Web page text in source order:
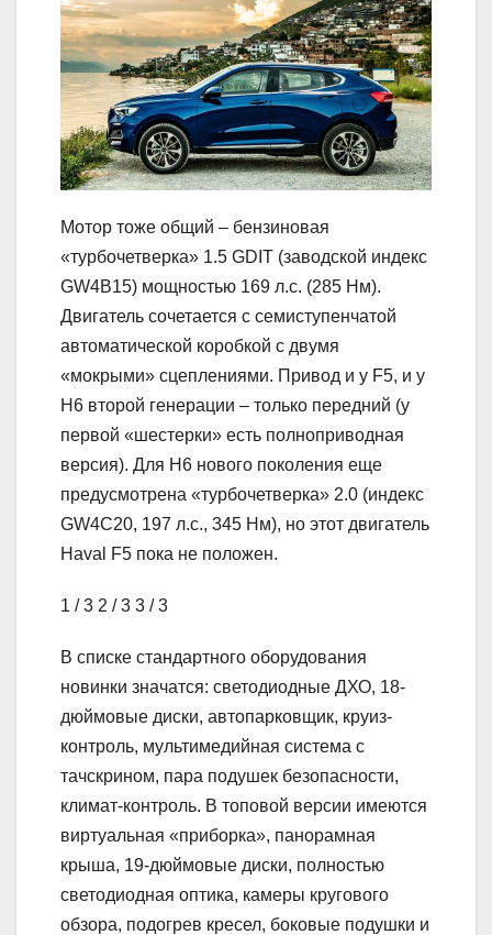
Мотор тоже общий – бензиновая
«турбочетверка» 1.5 GDIT (заводской индекс
GW4B15) мощностью 169 л.с. (285 Нм).
Двигатель сочетается с семиступенчатой
автоматической коробкой с двумя
«мокрыми» сцеплениями. Привод и у F5, и у
H6 второй генерации – только передний (у
первой «шестерки» есть полноприводная
версия). Для H6 нового поколения еще
предусмотрена «турбочетверка» 2.0 (индекс
GW4C20, 197 л.с., 345 Нм), но этот двигатель
Haval F5 пока не положен.
1 / 3 2 / 3 3 / 3
В списке стандартного оборудования
новинки значатся: светодиодные ДХО, 18-
дюймовые диски, автопарковщик, круиз-
контроль, мультимедийная система с
тачскрином, пара подушек безопасности,
климат-контроль. В топовой версии имеются
виртуальная «приборка», панорамная
крыша, 19-дюймовые диски, полностью
светодиодная оптика, камеры кругового
обзора, подогрев кресел, боковые подушки и